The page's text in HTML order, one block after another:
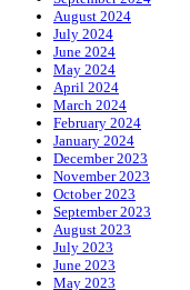
August 2024
July 2024
June 2024
May 2024
April 2024
March 2024
February 2024
January 2024
December 2023
November 2023
October 2023
September 2023
August 2023
July 2023
June 2023
May 2023